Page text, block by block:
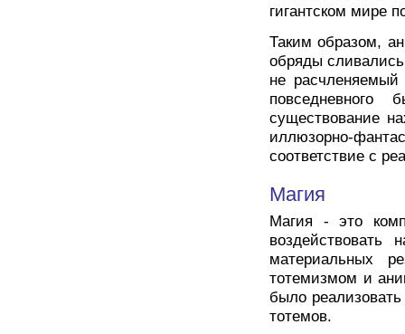
гигантском мире
Таким образом,
обряды
не расчленяемый
существование
иллюзорно-
соответствие с
Магия
Магия - это
воздействовать
материальных
тотемизмом и
было
тотемов.